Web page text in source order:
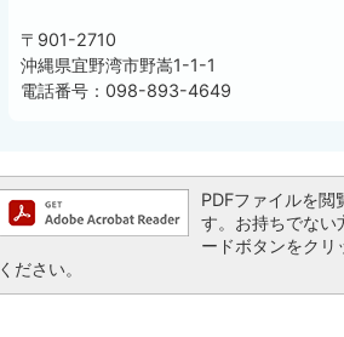
〒901-2710
沖縄県宜野湾市野嵩1-1-1
電話番号：098-893-4649
PDFファイルを
す。お持ちでな
ードボタンをクリ
ください。